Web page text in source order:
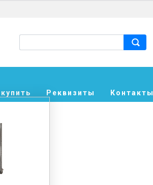
Реквизиты Контакты